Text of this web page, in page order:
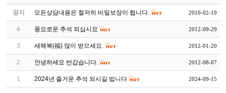
공지 모든상담내용은 철저히 비밀보장이 됩니다. 2010-02-19
4 풍요로운 추석 되십시요 2012-09-29
3 새해복(福) 많이 받으세요. 2012-01-20
2 안녕하세요 반갑습니다. 2012-08-07
1 2024년 즐거운 추석 되시길 빕니다 2024-09-15